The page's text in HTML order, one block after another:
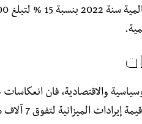
والاقتصادية، فان
منتجات